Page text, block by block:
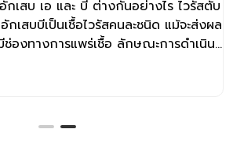
กเสบ เอ และ บี ต่างกันอย่างไร ไวรัสตับ
กเสบบีเป็นเชื้อไวรัสคนละชนิด แม้จะส่งผล
องทางการแพร่เชื้อ ลักษณะการดำเนิน